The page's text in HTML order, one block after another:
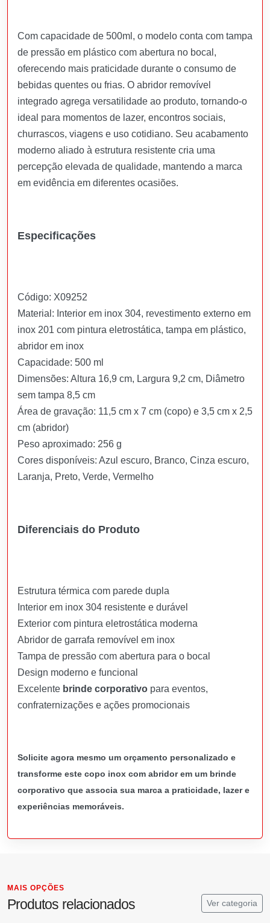
Com capacidade de 500ml, o modelo conta com tampa
de pressão em plástico com abertura no bocal,
oferecendo mais praticidade durante o consumo de
bebidas quentes ou frias. O abridor removível
integrado agrega versatilidade ao produto, tornando-o
ideal para momentos de lazer, encontros sociais,
churrascos, viagens e uso cotidiano. Seu acabamento
moderno aliado à estrutura resistente cria uma
percepção elevada de qualidade, mantendo a marca
em evidência em diferentes ocasiões.
Especificações
Código: X09252
Material: Interior em inox 304, revestimento externo em
inox 201 com pintura eletrostática, tampa em plástico,
abridor em inox
Capacidade: 500 ml
Dimensões: Altura 16,9 cm, Largura 9,2 cm, Diâmetro
sem tampa 8,5 cm
Área de gravação: 11,5 cm x 7 cm (copo) e 3,5 cm x 2,5
cm (abridor)
Peso aproximado: 256 g
Cores disponíveis: Azul escuro, Branco, Cinza escuro,
Laranja, Preto, Verde, Vermelho
Diferenciais do Produto
Estrutura térmica com parede dupla
Interior em inox 304 resistente e durável
Exterior com pintura eletrostática moderna
Abridor de garrafa removível em inox
Tampa de pressão com abertura para o bocal
Design moderno e funcional
Excelente brinde corporativo para eventos,
confraternizações e ações promocionais
Solicite agora mesmo um orçamento personalizado e
transforme este copo inox com abridor em um brinde
corporativo que associa sua marca a praticidade, lazer e
experiências memoráveis.
MAIS OPÇÕES
Produtos relacionados Ver categoria